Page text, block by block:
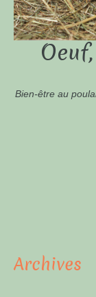
Bien-être au
Archives